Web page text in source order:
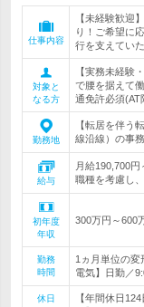
仕事内容
【未経験歓迎
り！ご希望に
行を支えてい
対象と
なる方
【実務未経験
で腰を据えて
通免許必須(AT
勤務地
【転居を伴う
線沿線）の事
給与
月給190,700
職種を考慮し
初年度
年収
300万円～600
勤務
時間
1ヵ月単位の変
電気】日勤／
休日
【年間休日